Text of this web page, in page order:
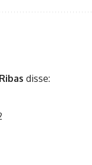
disse: